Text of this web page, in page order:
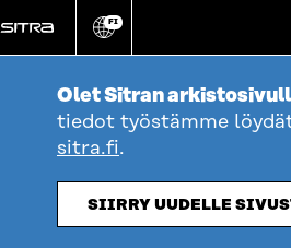
suoraan
sisältöön
Vaihda
kieli
FI
Olet Sitran
tiedot työstämme
sitra.fi.
SIIRRY UUDELLE